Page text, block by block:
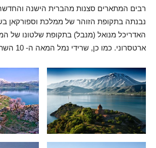
רבים המתארים סצנות מהברית הישנה
האדריכל מנואל (מנבל) בתקופת שלטונו של
ארטסרוני. כמו כן, שרידי נמל המאה ה- 10 השתמרו באי אחטמר